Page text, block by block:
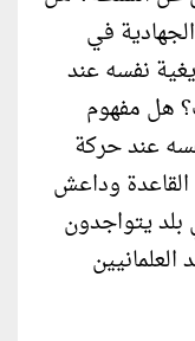
في
نفسه عند
هل مفهوم
عند حركة
وداعش
يتواجدون